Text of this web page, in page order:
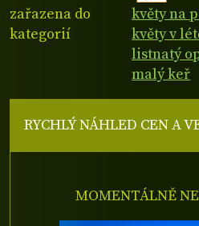
zařazena do
kategorií
květy na
květy v
listnatý
malý keř
RYCHLÝ NÁHLED CEN A
MOMENTÁLNĚ